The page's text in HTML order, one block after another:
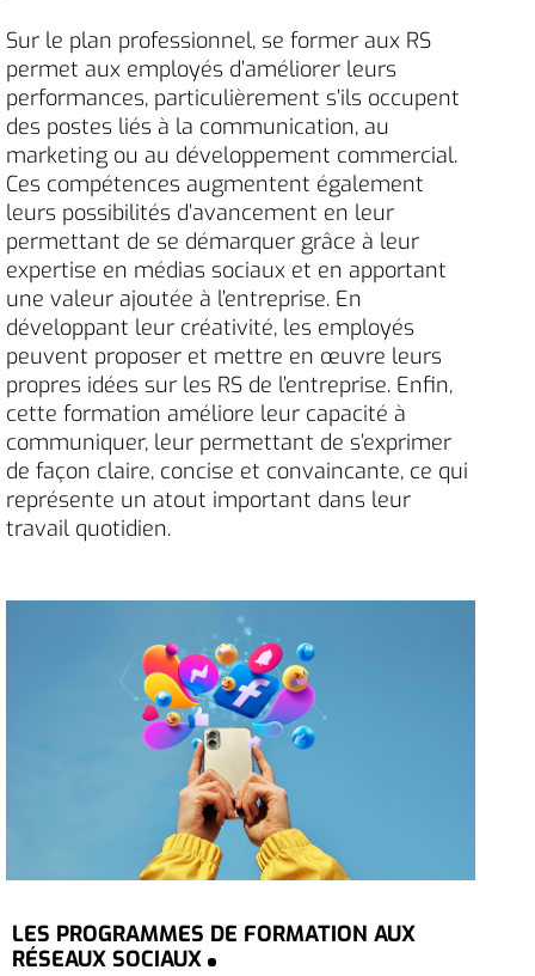
Sur le plan professionnel, se former aux RS
permet aux employés d’améliorer leurs
performances, particulièrement s’ils occupent
des postes liés à la communication, au
marketing ou au développement commercial.
Ces compétences augmentent également
leurs possibilités d’avancement en leur
permettant de se démarquer grâce à leur
expertise en médias sociaux et en apportant
une valeur ajoutée à l’entreprise. En
développant leur créativité, les employés
peuvent proposer et mettre en œuvre leurs
propres idées sur les RS de l’entreprise. Enfin,
cette formation améliore leur capacité à
communiquer, leur permettant de s’exprimer
de façon claire, concise et convaincante, ce qui
représente un atout important dans leur
travail quotidien.
LES PROGRAMMES DE FORMATION AUX
RÉSEAUX SOCIAUX